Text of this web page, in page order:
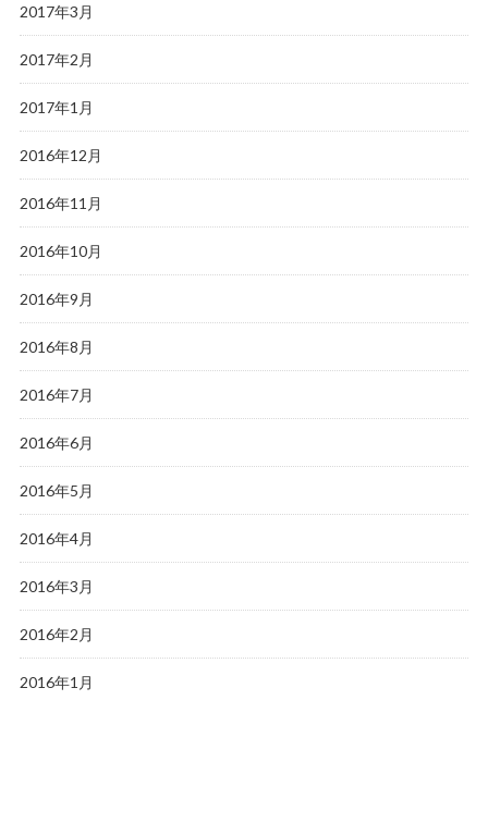
2017年3月
2017年2月
2017年1月
2016年12月
2016年11月
2016年10月
2016年9月
2016年8月
2016年7月
2016年6月
2016年5月
2016年4月
2016年3月
2016年2月
2016年1月